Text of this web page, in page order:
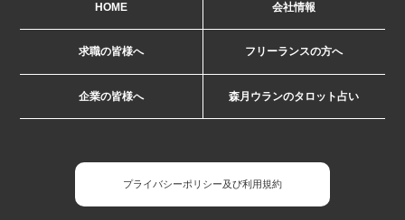
HOME 会社情報
求職の皆様へ フリーランスの方へ
企業の皆様へ 森月ウランのタロット占い
プライバシーポリシー及び利用規約